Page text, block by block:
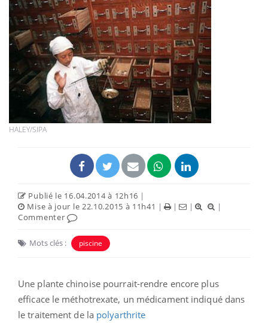
HALEY/SIPA
Publié le 16.04.2014 à 12h16 |
Mise à jour le 22.10.2015 à 11h41 | | |
|
Commenter
Mots clés : piscine
Une plante chinoise pourrait-rendre encore plus
efficace le méthotrexate, un médicament indiqué dans
le traitement de la polyarthrite